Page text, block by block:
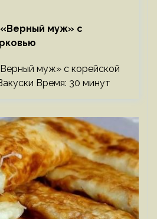
муж» с
муж» с корейской
Время: 30 минут